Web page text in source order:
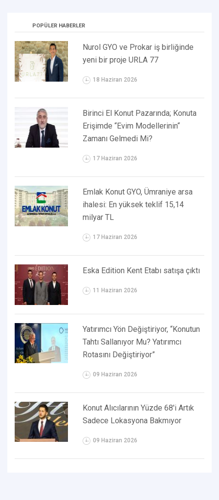
POPÜLER HABERLER
Nurol GYO ve Prokar iş birliğinde
yeni bir proje URLA 77
18 Haziran 2026
Birinci El Konut Pazarında; Konuta
Erişimde “Evim Modellerinin“
Zamanı Gelmedi Mi?
17 Haziran 2026
Emlak Konut GYO, Ümraniye arsa
ihalesi: En yüksek teklif 15,14
milyar TL
17 Haziran 2026
Eska Edition Kent Etabı satışa çıktı
11 Haziran 2026
Yatırımcı Yön Değiştiriyor, “Konutun
Tahtı Sallanıyor Mu? Yatırımcı
Rotasını Değiştiriyor”
09 Haziran 2026
Konut Alıcılarının Yüzde 68'i Artık
Sadece Lokasyona Bakmıyor
09 Haziran 2026